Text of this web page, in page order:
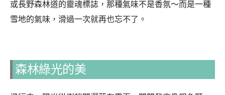
或長野森林道的靈魂標誌，那種氣味不是香氛～而是一種
雪地的氣味，滑過一次就再也忘不了。
森林綠光的美